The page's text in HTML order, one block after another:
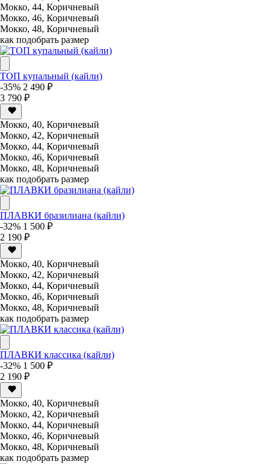
Мокко, 44, Коричневый
Мокко, 46, Коричневый
Мокко, 48, Коричневый
как подобрать размер
ТОП купальный (кайли)
-35% 2 490 ₽
3 790 ₽
Мокко, 40, Коричневый
Мокко, 42, Коричневый
Мокко, 44, Коричневый
Мокко, 46, Коричневый
Мокко, 48, Коричневый
как подобрать размер
ПЛАВКИ бразилиана (кайли)
-32% 1 500 ₽
2 190 ₽
Мокко, 40, Коричневый
Мокко, 42, Коричневый
Мокко, 44, Коричневый
Мокко, 46, Коричневый
Мокко, 48, Коричневый
как подобрать размер
ПЛАВКИ классика (кайли)
-32% 1 500 ₽
2 190 ₽
Мокко, 40, Коричневый
Мокко, 42, Коричневый
Мокко, 44, Коричневый
Мокко, 46, Коричневый
Мокко, 48, Коричневый
как подобрать размер